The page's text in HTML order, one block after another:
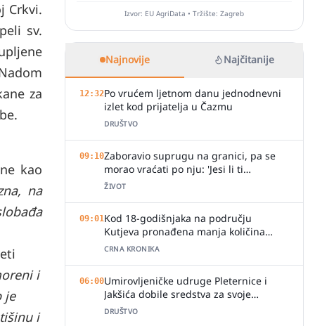
Crkvi.
sv.
za
kao
na
i
je
i
Izvor: EU AgriData • Tržište: Zagreb
Najnovije Najčitanije
12:32Po vrućem ljetnom danu jednodnevni
izlet kod prijatelja u Čazmu
DRUŠTVO
09:10Zaboravio suprugu na granici, pa se
morao vraćati po nju: 'Jesi li ti
normalan?'
ŽIVOT
09:01Kod 18-godišnjaka na području
Kutjeva pronađena manja količina
marihuane
CRNA KRONIKA
06:00Umirovljeničke udruge Pleternice i
Jakšića dobile sredstva za svoje
aktivnosti
DRUŠTVO